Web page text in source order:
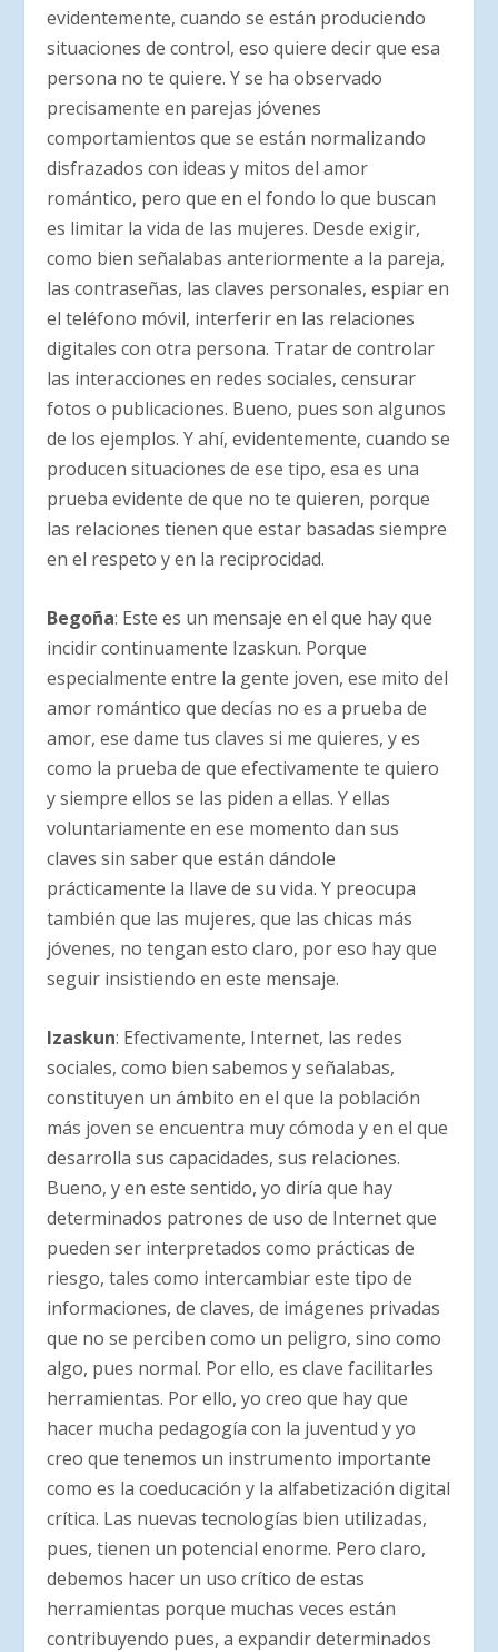
evidentemente, cuando se están produciendo
situaciones de control, eso quiere decir que esa
persona no te quiere. Y se ha observado
precisamente en parejas jóvenes
comportamientos que se están normalizando
disfrazados con ideas y mitos del amor
romántico, pero que en el fondo lo que buscan
es limitar la vida de las mujeres. Desde exigir,
como bien señalabas anteriormente a la pareja,
las contraseñas, las claves personales, espiar en
el teléfono móvil, interferir en las relaciones
digitales con otra persona. Tratar de controlar
las interacciones en redes sociales, censurar
fotos o publicaciones. Bueno, pues son algunos
de los ejemplos. Y ahí, evidentemente, cuando se
producen situaciones de ese tipo, esa es una
prueba evidente de que no te quieren, porque
las relaciones tienen que estar basadas siempre
en el respeto y en la reciprocidad.
Begoña: Este es un mensaje en el que hay que
incidir continuamente Izaskun. Porque
especialmente entre la gente joven, ese mito del
amor romántico que decías no es a prueba de
amor, ese dame tus claves si me quieres, y es
como la prueba de que efectivamente te quiero
y siempre ellos se las piden a ellas. Y ellas
voluntariamente en ese momento dan sus
claves sin saber que están dándole
prácticamente la llave de su vida. Y preocupa
también que las mujeres, que las chicas más
jóvenes, no tengan esto claro, por eso hay que
seguir insistiendo en este mensaje.
Izaskun: Efectivamente, Internet, las redes
sociales, como bien sabemos y señalabas,
constituyen un ámbito en el que la población
más joven se encuentra muy cómoda y en el que
desarrolla sus capacidades, sus relaciones.
Bueno, y en este sentido, yo diría que hay
determinados patrones de uso de Internet que
pueden ser interpretados como prácticas de
riesgo, tales como intercambiar este tipo de
informaciones, de claves, de imágenes privadas
que no se perciben como un peligro, sino como
algo, pues normal. Por ello, es clave facilitarles
herramientas. Por ello, yo creo que hay que
hacer mucha pedagogía con la juventud y yo
creo que tenemos un instrumento importante
como es la coeducación y la alfabetización digital
crítica. Las nuevas tecnologías bien utilizadas,
pues, tienen un potencial enorme. Pero claro,
debemos hacer un uso crítico de estas
herramientas porque muchas veces están
contribuyendo pues, a expandir determinados